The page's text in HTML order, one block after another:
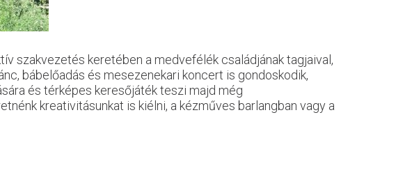
szakvezetés keretében a medvefélék családjának tagjaival,
bábelőadás és mesezenekari koncert is gondoskodik,
és térképes keresőjáték teszi majd még
kreativitásunkat is kiélni, a kézműves barlangban vagy a